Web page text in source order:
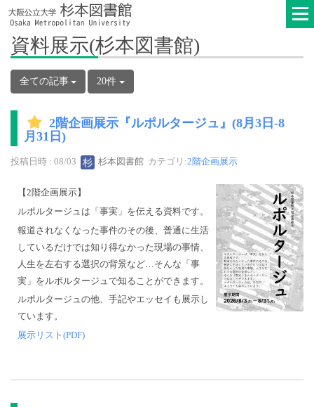
資料展示(杉本図書館)
全ての記事 20件
2階企画展示『ルポルタージュ』(8月3日-8
月31日)
投稿日時 : 08/03 杉本図書館 カテゴリ:2階企画展示
【2階企画展示】
ルポルタージュは「事実」を伝える資料です。
報道されなくなった事件のその後、普通に生活
しているだけでは知り得なかった現場の事情、
人生を左右する選択の背景など…そんな「事
実」をルポルタージュで知ることができます。
ルポルタージュの他、手記やエッセイも展示し
ています。
展示リスト(PDF)